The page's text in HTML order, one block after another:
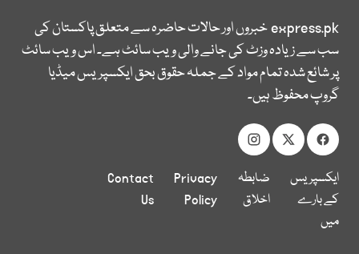
express.pkخبروں اور حالات حاضرہ سے متعلق پاکستان کی
سب سے زیادہ وزٹ کی جانے والی ویب سائٹ ہے۔ اس ویب سائٹ
پر شائع شدہ تمام مواد کے جملہ حقوق بحق ایکسپریس میڈیا
گروپ محفوظ ہیں۔
ایکسپریس
کے بارے
میں
ضابطہ
اخلاق
Privacy
Policy
Contact
Us